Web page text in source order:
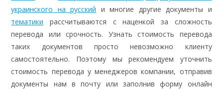
украинского на русский и многие другие документы и
тематики рассчитываются с наценкой за сложность
перевода или срочность. Узнать стоимость перевода
таких документов просто невозможно клиенту
самостоятельно. Поэтому мы рекомендуем уточнить
стоимость перевода у менеджеров компании, отправив
документы нам в почту или заполнив форму онлайн